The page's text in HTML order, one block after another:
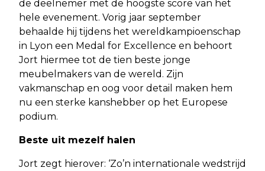
de deelnemer met de hoogste score van het
hele evenement. Vorig jaar september
behaalde hij tijdens het wereldkampioenschap
in Lyon een Medal for Excellence en behoort
Jort hiermee tot de tien beste jonge
meubelmakers van de wereld. Zijn
vakmanschap en oog voor detail maken hem
nu een sterke kanshebber op het Europese
podium.
Beste uit mezelf halen
Jort zegt hierover: ‘Zo’n internationale wedstrijd